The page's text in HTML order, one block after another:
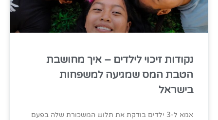
נקודות זיכוי לילדים – איך מחושבת
הטבת המס שמגיעה למשפחות
בישראל
אמא ל-3 ילדים בודקת את תלוש המשכורת שלה בפעם